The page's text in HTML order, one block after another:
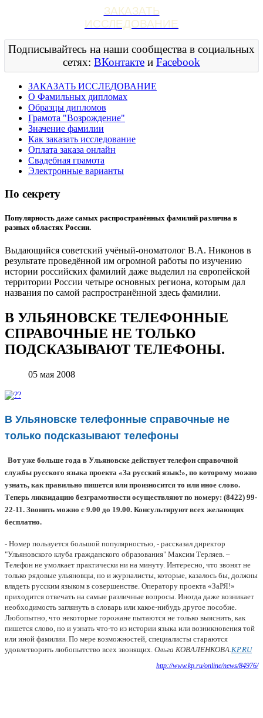
ЗАКАЗАТЬ
ИССЛЕДОВАНИЕ
Подписывайтесь на наши сообщества в социальных
сетях: ВКонтакте и Facebook
ЗАКАЗАТЬ ИССЛЕДОВАНИЕ
О Фамильных дипломах
Образцы дипломов
Грамота "Возрождение"
Значение фамилии
Как заказать исследование
Оплата заказа онлайн
Свадебная грамота
Электронные варианты
По секрету
Популярность даже самых распространённых фамилий различна в
разных областях России.
Выдающийся советский учёный-ономатолог В.А. Никонов в
результате проведённой им огромной работы по изучению
истории российских фамилий даже выделил на европейской
территории России четыре основных региона, которым дал
названия по самой распространённой здесь фамилии.
В УЛЬЯНОВСКЕ ТЕЛЕФОННЫЕ
СПРАВОЧНЫЕ НЕ ТОЛЬКО
ПОДСКАЗЫВАЮТ ТЕЛЕФОНЫ.
05 мая 2008
В Ульяновске телефонные справочные не
только подсказывают телефоны
Вот уже больше года в Ульяновске действует телефон справочной
службы русского языка проекта «За русский язык!», по которому можно
узнать, как правильно пишется или произносится то или иное слово.
Теперь ликвидацию безграмотности осуществляют по номеру: (8422) 99-
22-11. Звонить можно с 9.00 до 19.00. Консультируют всех желающих
бесплатно.
- Номер пользуется большой популярностью, - рассказал директор
"Ульяновского клуба гражданского образования" Максим Терляев. –
Телефон не умолкает практически ни на минуту. Интересно, что звонят не
только рядовые ульяновцы, но и журналисты, которые, казалось бы, должны
владеть русским языком в совершенстве. Оператору проекта «ЗаРЯ!»
приходится отвечать на самые различные вопросы. Иногда даже возникает
необходимость заглянуть в словарь или какое-нибудь другое пособие.
Любопытно, что некоторые горожане пытаются не только выяснить, как
пишется слово, но и узнать что-то из истории языка или возникновения той
или иной фамилии. По мере возможностей, специалисты стараются
удовлетворить любопытство всех звонящих. Ольга КОВАЛЕНКОВА.KP.RU
http://www.kp.ru/online/news/84976/